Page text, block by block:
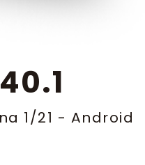
1/21 - Android